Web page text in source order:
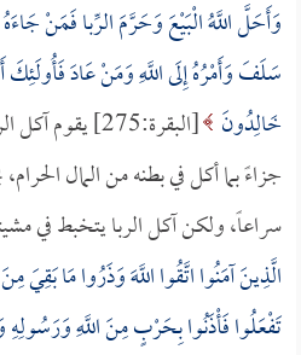
وَأَحَلَّ اللَّهُ الْبَيْعَ وَحَرَّمَ الرِّبا فَمَنْ
سَلَفَ وَأَمْرُهُ إِلَى اللَّهِ وَمَنْ عَادَ
خَالِدُونَ
[البقرة:275]
جزاءً بما أكل في بطنه من المال
سراعاً، ولكن آكل الربا يتخبط في
الَّذِينَ آمَنُوا اتَّقُوا اللَّهَ وَذَرُوا مَا بَقِيَ
تَفْعَلُوا فَأْذَنُوا بِحَرْبٍ مِنَ اللَّهِ